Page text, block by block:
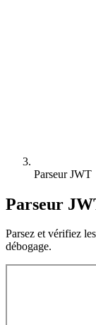
Parseur JWT
Parseur
Parsez et vérifiez
débogage.